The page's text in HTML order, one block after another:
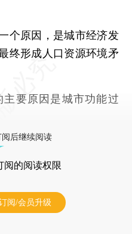
原因，是城市经济发
终形成人口资源环境矛
要原因是城市功能过
后继续阅读
阅的阅读权限
阅/会员升级